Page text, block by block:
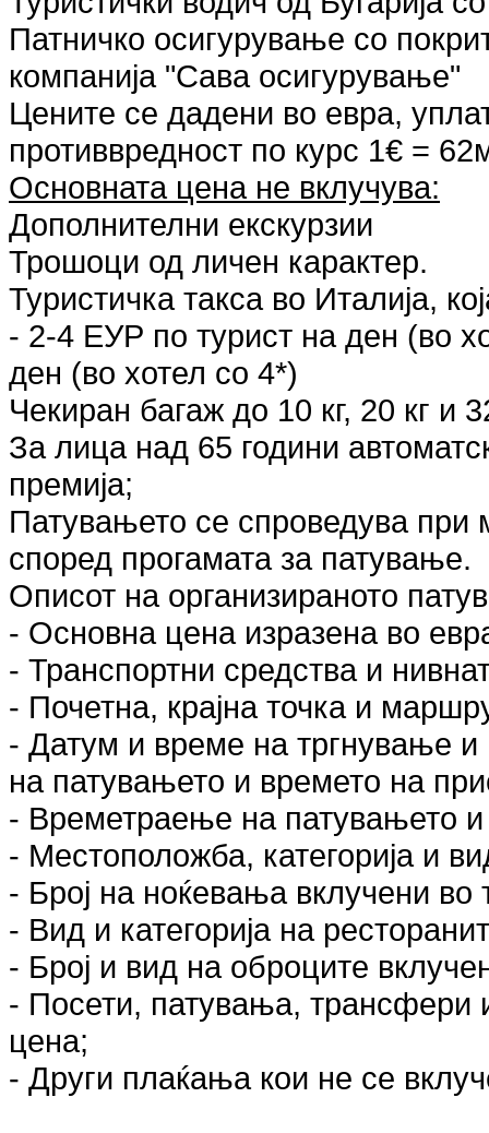
Патничко осигурување со
компанија "Сава осигурување"
Цените се дадени во евра,
противвредност по курс 1€ =
Основната цена не вклучува:
Дополнителни екскурзии
Трошоци од личен карактер.
Туристичка такса во Италија,
- 2-4 ЕУР по турист на ден (во
ден (во хотел со 4*)
Чекиран багаж до 10 кг, 20 кг и
За лица над 65 години
премија;
Патувањето се спроведува при
според прогамата за патување.
Описот на организираното
- Основна цена изразена во
- Транспортни средства и
- Почетна, крајна точка и
- Датум и време на тргнување и
на патувањето и времето на
- Времетраење на патувањето и
- Местоположба, категорија и
- Број на ноќевања вклучени во
- Вид и категорија на
- Број и вид на оброците
- Посети, патувања, трансфери
цена;
- Други плаќања кои не се